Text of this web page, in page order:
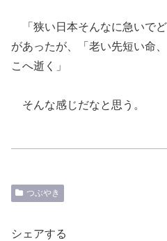
「狭い日本そんなに急いで
があったが、「老い先短い命
こへ逝く」
そんな感じだなと思う。
つぶやき
シェアする